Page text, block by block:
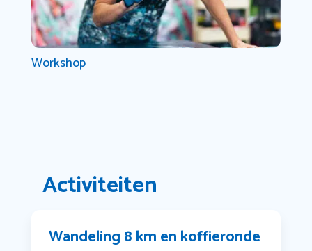
Workshop
Activiteiten
Wandeling 8 km en koffieronde